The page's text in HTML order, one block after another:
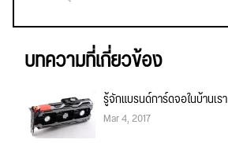
บทความที่เกี่ยวข้อง
รู้จักแบรนด์การ์ดจอในบ้านเรา
Mar 4, 2017